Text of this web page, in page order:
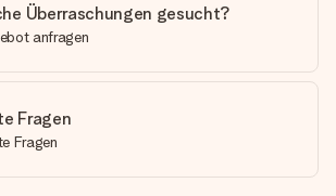
Überraschungen gesucht?
anfragen
Fragen
Fragen